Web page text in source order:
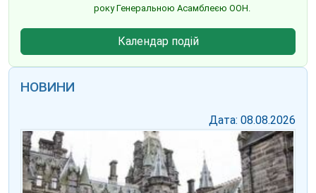
року Генеральною Асамблеєю ООН.
Календар подій
НОВИНИ
Дата: 08.08.2026